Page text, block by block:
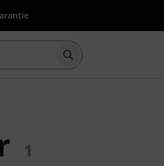
Suche mit Suchwort
1